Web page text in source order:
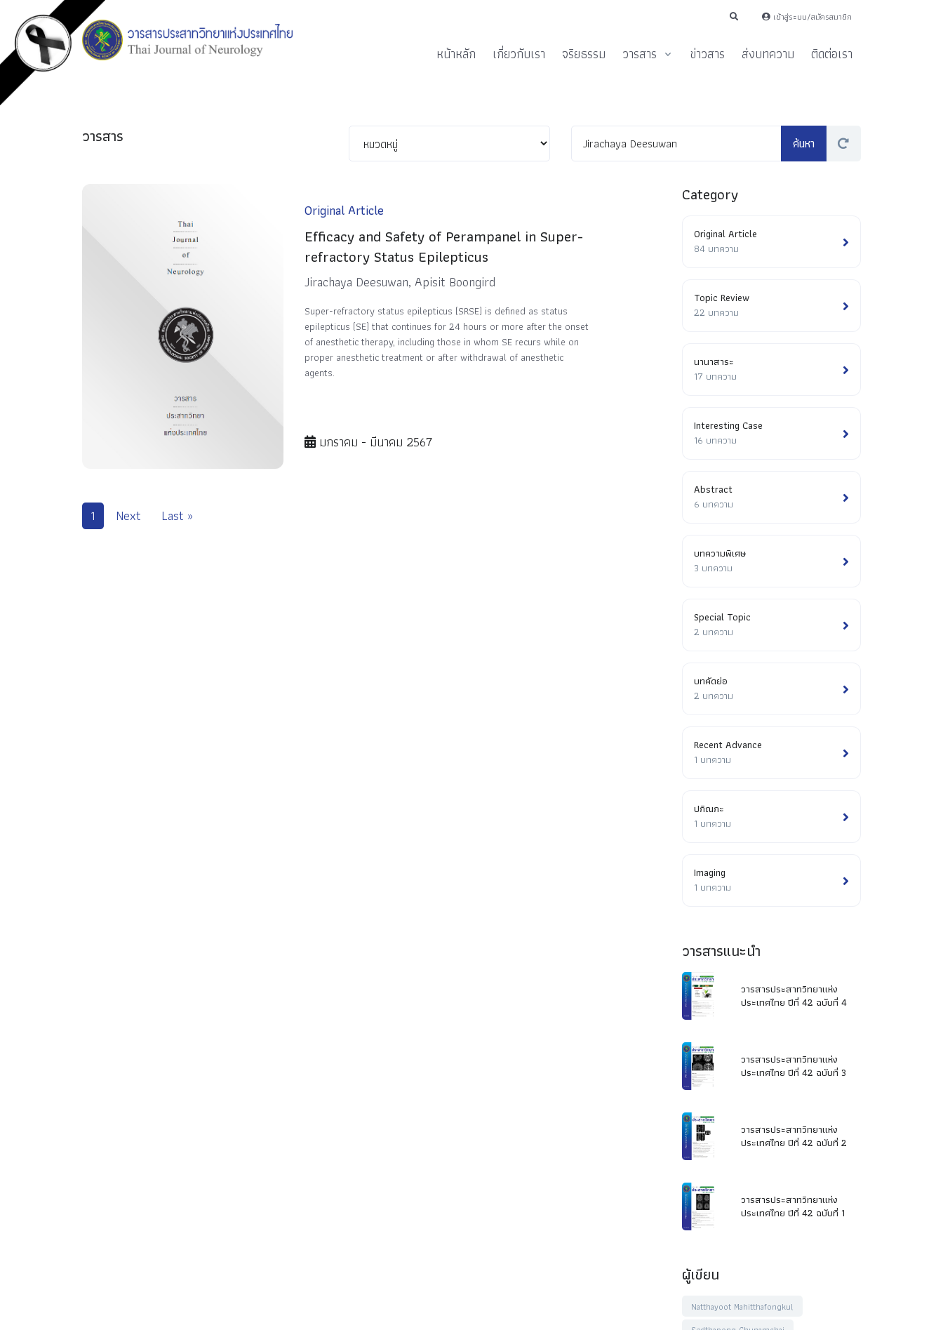
เข้าสู่ระบบ/สมัครสมาชิก
หน้าหลัก เกี่ยวกับเรา จริยธรรม วารสาร ข่าวสาร ส่งบทความ ติดต่อเรา
วารสาร
Original Article
Efficacy and Safety of Perampanel in Super-
refractory Status Epilepticus
Jirachaya Deesuwan, Apisit Boongird
Super-refractory status epilepticus (SRSE) is defined as status
epilepticus (SE) that continues for 24 hours or more after the onset
of anesthetic therapy, including those in whom SE recurs while on
proper anesthetic treatment or after withdrawal of anesthetic
agents.
มกราคม - มีนาคม 2567
1 Next Last »
Category
Original Article
84 บทความ
Topic Review
22 บทความ
นานาสาระ
17 บทความ
Interesting Case
16 บทความ
Abstract
6 บทความ
บทความพิเศษ
3 บทความ
Special Topic
2 บทความ
บทคัดย่อ
2 บทความ
Recent Advance
1 บทความ
ปกิณกะ
1 บทความ
Imaging
1 บทความ
วารสารแนะนำ
วารสารประสาทวิทยาแห่ง
ประเทศไทย ปีที่ 42 ฉบับที่ 4
วารสารประสาทวิทยาแห่ง
ประเทศไทย ปีที่ 42 ฉบับที่ 3
วารสารประสาทวิทยาแห่ง
ประเทศไทย ปีที่ 42 ฉบับที่ 2
วารสารประสาทวิทยาแห่ง
ประเทศไทย ปีที่ 42 ฉบับที่ 1
ผู้เขียน
Natthayoot Mahitthafongkul